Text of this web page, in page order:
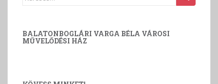
BALATONBOGLÁRI VARGA BÉLA VÁROSI
MŰVELŐDÉSI HÁZ